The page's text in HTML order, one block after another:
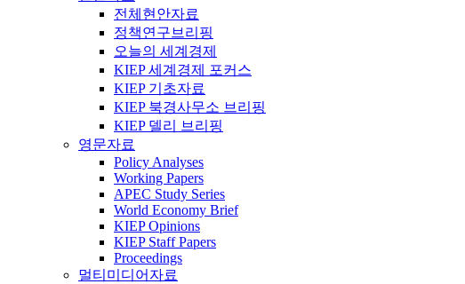
전체현안자료
정책연구브리핑
오늘의 세계경제
KIEP 세계경제 포커스
KIEP 기초자료
KIEP 북경사무소 브리핑
KIEP 델리 브리핑
영문자료
Policy Analyses
Working Papers
APEC Study Series
World Economy Brief
KIEP Opinions
KIEP Staff Papers
Proceedings
멀티미디어자료